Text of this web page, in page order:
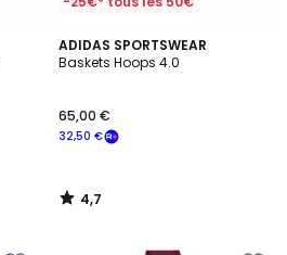
ADIDAS SPORTSWEAR
Baskets Hoops 4.0
32,50 €
65,00 €
4,7
/ 5
4,7
/